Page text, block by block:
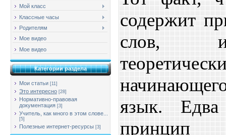
Мой класс
Классные часы
Родителям
Мое видео
Мое видео
Категории раздела
Мои статьи [11]
Это интересно [28]
Нормативно-правовая
документация [3]
Учитель, как много в этом слове...
[5]
Полезные интернет-ресурсы [3]
содержит
слов,
язык.
принцип